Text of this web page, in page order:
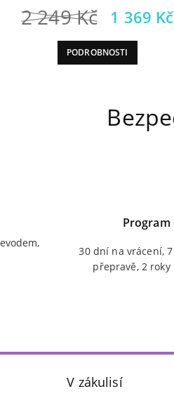
2 249Kč Původní
cena
byla:
249 Kč.
1 369 Kč
PODROBNOSTI
30 dní na vrácení,
přepravě, 2
V zákulisí